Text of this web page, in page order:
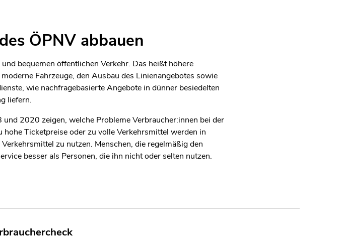
ÖPNV abbauen
bequemen öffentlichen Verkehr. Das heißt höhere
Fahrzeuge, den Ausbau des Linienangebotes sowie
wie nachfragebasierte Angebote in dünner besiedelten
liefern.
2020 zeigen, welche Probleme Verbraucher:innen bei der
Ticketpreise oder zu volle Verkehrsmittel werden in
zu nutzen. Menschen, die regelmäßig den
besser als Personen, die ihn nicht oder selten nutzen.